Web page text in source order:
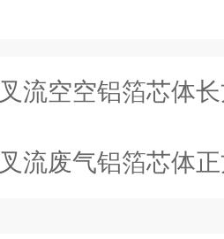
叉流空空铝箔芯体
叉流废气铝箔芯体